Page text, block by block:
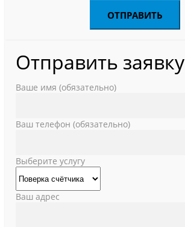
Отправить заявку
Ваше имя (обязательно)
Ваш телефон (обязательно)
Выберите услугу
Ваш адрес